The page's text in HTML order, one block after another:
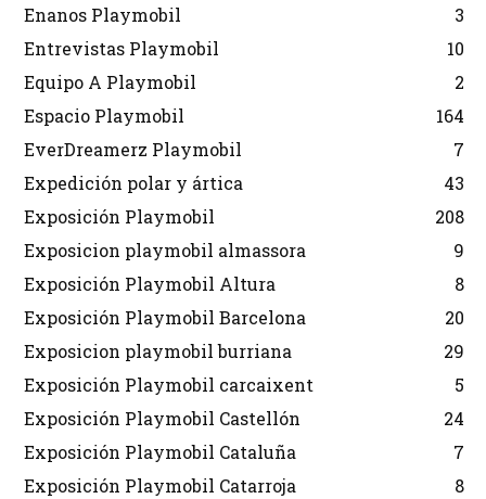
Enanos Playmobil
3
Entrevistas Playmobil
10
Equipo A Playmobil
2
Espacio Playmobil
164
EverDreamerz Playmobil
7
Expedición polar y ártica
43
Exposición Playmobil
208
Exposicion playmobil almassora
9
Exposición Playmobil Altura
8
Exposición Playmobil Barcelona
20
Exposicion playmobil burriana
29
Exposición Playmobil carcaixent
5
Exposición Playmobil Castellón
24
Exposición Playmobil Cataluña
7
Exposición Playmobil Catarroja
8